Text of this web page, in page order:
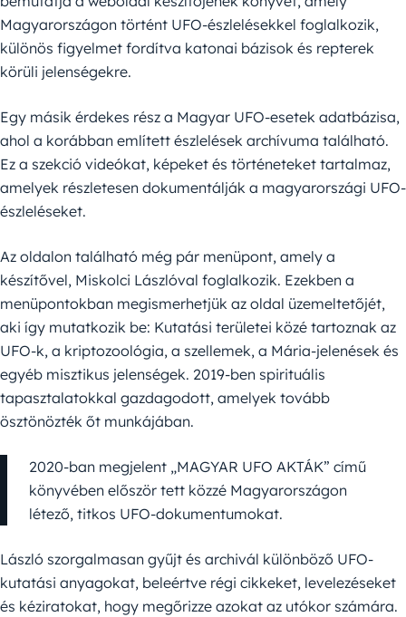
Magyarországon történt UFO-észlelésekkel foglalkozik,
különös figyelmet fordítva katonai bázisok és repterek
körüli jelenségekre.
Egy másik érdekes rész a Magyar UFO-esetek adatbázisa,
ahol a korábban említett észlelések archívuma található.
Ez a szekció videókat, képeket és történeteket tartalmaz,
amelyek részletesen dokumentálják a magyarországi UFO-
észleléseket.
Az oldalon található még pár menüpont, amely a
készítővel, Miskolci Lászlóval foglalkozik. Ezekben a
menüpontokban megismerhetjük az oldal üzemeltetőjét,
aki így mutatkozik be: Kutatási területei közé tartoznak az
UFO-k, a kriptozoológia, a szellemek, a Mária-jelenések és
egyéb misztikus jelenségek. 2019-ben spirituális
tapasztalatokkal gazdagodott, amelyek tovább
ösztönözték őt munkájában.
2020-ban megjelent „MAGYAR UFO AKTÁK” című
könyvében először tett közzé Magyarországon
létező, titkos UFO-dokumentumokat.
László szorgalmasan gyűjt és archivál különböző UFO-
kutatási anyagokat, beleértve régi cikkeket, levelezéseket
és kéziratokat, hogy megőrizze azokat az utókor számára.